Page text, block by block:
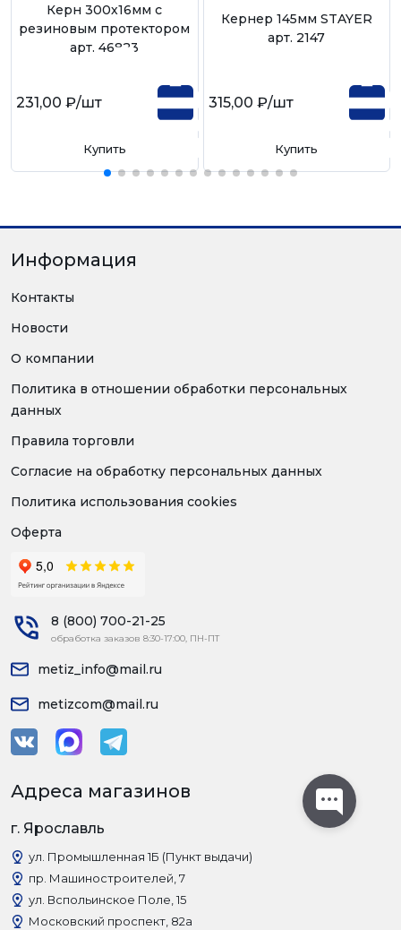
Керн 300х16мм с
резиновым протектором
арт. 46823
231,00 ₽/шт
Купить
Кернер 145мм STAYER
арт. 2147
315,00 ₽/шт
Купить
Информация
Контакты
Новости
О компании
Политика в отношении обработки персональных
данных
Правила торговли
Согласие на обработку персональных данных
Политика использования cookies
Оферта
8 (800) 700-21-25
обработка заказов 8:30-17:00, ПН-ПТ
metiz_info@mail.ru
metizcom@mail.ru
Адреса магазинов
г. Ярославль
ул. Промышленная 1Б (Пункт выдачи)
пр. Машиностроителей, 7
ул. Вспольинское Поле, 15
Московский проспект, 82а